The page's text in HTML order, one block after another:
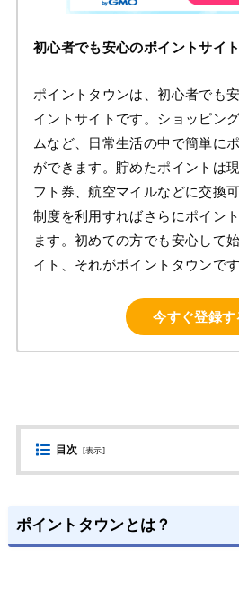
初心者でも安心のポイントサイト
ポイントタウンは、初心者でも
イントサイトです。ショッピン
ムなど、日常生活の中で簡単に
ができます。貯めたポイントは
フト券、航空マイルなどに交換
制度を利用すればさらにポイン
ます。初めての方でも安心して
イト、それがポイントタウンです
今すぐ登録す
目次 [表示]
ポイントタウンとは？